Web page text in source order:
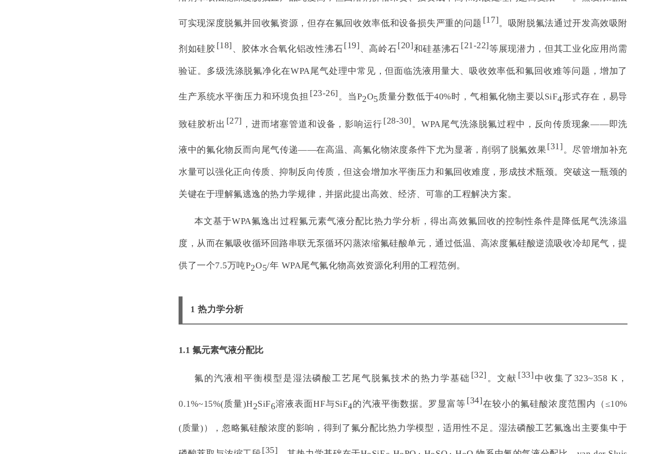
可实现深度脱氟并回收氟资源，但存在氟回收效率低和设备损失严重的问题 [17]。吸附脱氟法通过开发高效吸附
剂如硅胶 [18] 、胶体水合氧化铝改性沸石[19] 、高岭石[20]和硅基沸石 [21-22]等展现潜力，但其工业化应用尚需
验证。多级洗涤脱氟净化在WPA尾气处理中常见，但面临洗液用量大、吸收效率低和氟回收难等问题，增加了
生产系统水平衡压力和环境负担 [23-26] 。当P2O5质量分数低于40%时，气相氟化物主要以SiF4形式存在，易导
致硅胶析出 [27] ，进而堵塞管道和设备，影响运行 [28-30]。WPA尾气洗涤脱氟过程中，反向传质现象——即洗
液中的氟化物反而向尾气传递——在高温、高氟化物浓度条件下尤为显著，削弱了脱氟效果 [31]。尽管增加补充
水量可以强化正向传质、抑制反向传质，但这会增加水平衡压力和氟回收难度，形成技术瓶颈。突破这一瓶颈的
关键在于理解氟逃逸的热力学规律，并据此提出高效、经济、可靠的工程解决方案。
本文基于WPA氟逸出过程氟元素气液分配比热力学分析，得出高效氟回收的控制性条件是降低尾气洗涤温
度，从而在氟吸收循环回路串联无泵循环闪蒸浓缩氟硅酸单元，通过低温、高浓度氟硅酸逆流吸收冷却尾气，提
供了一个7.5万吨P2O5/年 WPA尾气氟化物高效资源化利用的工程范例。
1 热力学分析
1.1 氟元素气液分配比
氟的汽液相平衡模型是湿法磷酸工艺尾气脱氟技术的热力学基础 [32] 。文献 [33] 中收集了323~358 K，
0.1%~15%(质量)H2SiF6溶液表面HF与SiF4的汽液平衡数据。罗显富等 [34]在较小的氟硅酸浓度范围内（≤10%
(质量)），忽略氟硅酸浓度的影响，得到了氟分配比热力学模型，适用性不足。湿法磷酸工艺氟逸出主要集中于
[35]